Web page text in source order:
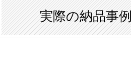
実際の納品事